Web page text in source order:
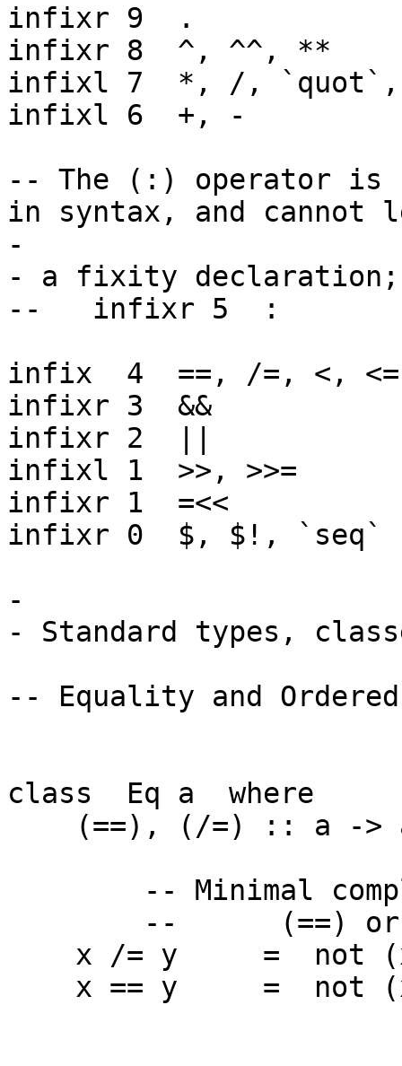
infixr 9 .
infixr 8 ^, ^^, **
infixl 7 *, /, `quot`,
infixl 6 +, -
-- The (:) operator
in syntax, and cannot
-
- a fixity
-- infixr 5 :
infix 4 ==, /=, <,
infixr 3 &&
infixr 2 ||
infixl 1 >>, >>=
infixr 1 =<<
infixr 0 $, $!, `seq`
-
- Standard types,
-- Equality and
class Eq a where
(==), (/=) :: a -> a
-- Minimal
-- (==) or
x /= y = not (x
x == y = not (x